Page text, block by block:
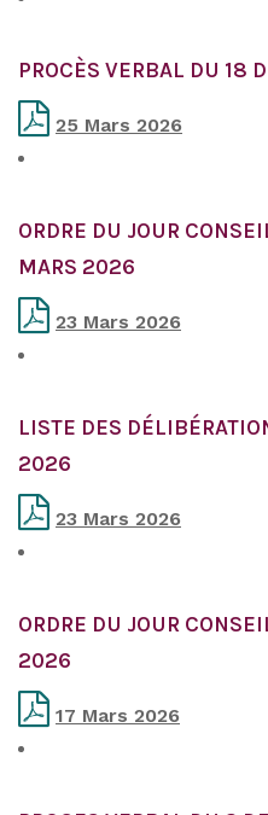
PROCÈS VERBAL DU 18
25 Mars 2026
ORDRE DU JOUR
MARS 2026
23 Mars 2026
LISTE DES
2026
23 Mars 2026
ORDRE DU JOUR
2026
17 Mars 2026